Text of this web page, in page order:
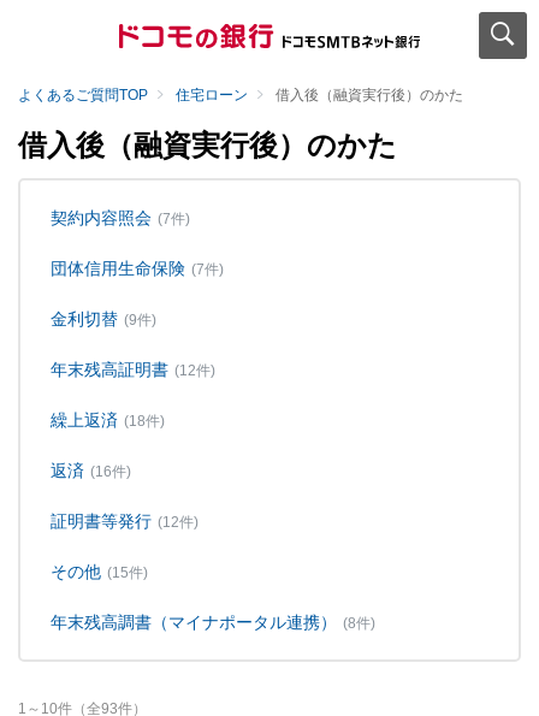
よくあるご質問TOP 住宅ローン 借入後（融資実行後）のかた
借入後（融資実行後）のかた
契約内容照会 (7件)
団体信用生命保険 (7件)
金利切替 (9件)
年末残高証明書 (12件)
繰上返済 (18件)
返済 (16件)
証明書等発行 (12件)
その他 (15件)
年末残高調書（マイナポータル連携） (8件)
1 ～ 10件（全93件）